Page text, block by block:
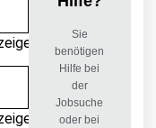
Sie
benötigen
Hilfe bei
der
Jobsuche
oder bei